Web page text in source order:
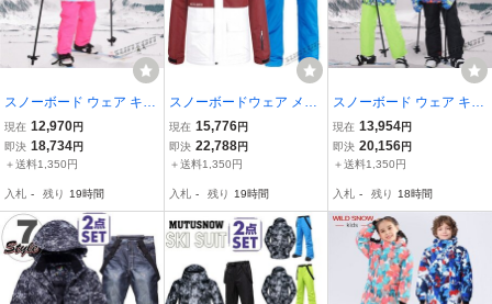
スノーボード ウェア キッ
ズ スノーウェア スキーウ
ェア スノボ 上下セット 2
点セット ジャケット パン
現在 12,970円
即決 18,734円
＋送料1,350円
入札 - 残り 19時間
スノーボードウェア メン
ズ レディース スキーウェ
ア ジャケット 防寒 アウ
トドア防水 スノボウェア
ボ
現在 15,776円
即決 22,788円
＋送料1,350円
入札 - 残り 19時間
スノーボード ウェア キッ
ズ スノーウェア スキーウ
ェア スノボ 上下セット 2
点セット ジャケット パン
現在 13,954円
即決 20,156円
＋送料1,350円
入札 - 残り 18時間